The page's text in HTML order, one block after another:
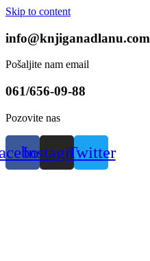
Skip to content
info@knjiganadlanu.com
Pošaljite nam email
061/656-09-88
Pozovite nas
InstagramTwitter